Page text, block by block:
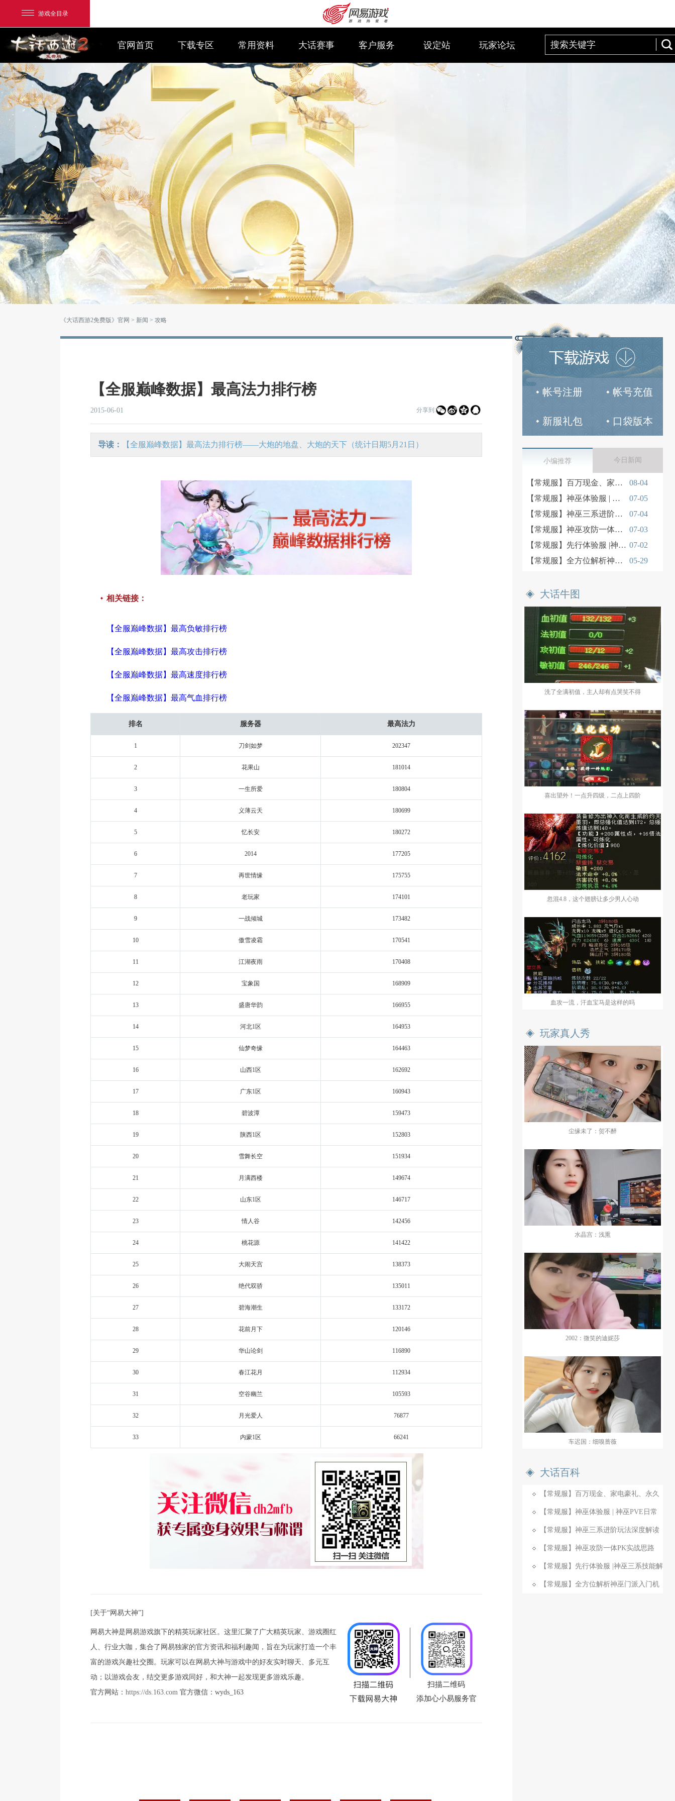
游戏全目录
网易游戏
游戏爱好者
我的足迹： 大话2免费版
官网首页 下载专区 常用资料 大话赛事 客户服务 设定站 玩家论坛
《大话西游2免费版》官网 > 新闻 > 攻略
【全服巅峰数据】最高法力排行榜
2015-06-01 分享到: 
导读： 【全服巅峰数据】最高法力排行榜——大炮的地盘、大炮的天下（统计日期5月21日）
相关链接：
【全服巅峰数据】最高负敏排行榜
【全服巅峰数据】最高攻击排行榜
【全服巅峰数据】最高速度排行榜
【全服巅峰数据】最高气血排行榜
排名 服务器 最高法力
1 刀剑如梦 202347
2 花果山 181014
3 一生所爱 180804
4 义薄云天 180699
5 忆长安 180272
6 2014 177205
7 再世情缘 175755
8 老玩家 174101
9 一战倾城 173482
10 傲雪凌霜 170541
11 江湖夜雨 170408
12 宝象国 168909
13 盛唐华韵 166955
14 河北1区 164953
15 仙梦奇缘 164463
16 山西1区 162692
17 广东1区 160943
18 碧波潭 159473
19 陕西1区 152803
20 雪舞长空 151934
21 月满西楼 149674
22 山东1区 146717
23 情人谷 142456
24 桃花源 141422
25 大闹天宫 138373
26 绝代双骄 135011
27 碧海潮生 133172
28 花前月下 120146
29 华山论剑 116890
30 春江花月 112934
31 空谷幽兰 105593
32 月光爱人 76877
33 内蒙1区 66241
[关于“网易大神”]
网易大神是网易游戏旗下的精英玩家社区。这里汇聚了广大精英玩家、游戏圈红
人、行业大咖，集合了网易独家的官方资讯和福利趣闻，旨在为玩家打造一个丰
富的游戏兴趣社交圈。玩家可以在网易大神与游戏中的好友实时聊天、多元互
动；以游戏会友，结交更多游戏同好，和大神一起发现更多游戏乐趣。
官方网站： https://ds.163.com 官方微信：wyds_163
扫描二维码
添加心小易服务官
帐号注册 帐号充值
新服礼包 口袋版本
小编推荐 今日新闻
【常规服】百万现金、家电豪礼、永久时装免费拿！
08-04
【常规服】神巫体验服 | 神巫PVE日常实战
07-05
【常规服】神巫三系进阶玩法深度解读
07-04
【常规服】神巫攻防一体PK实战思路
07-03
【常规服】先行体验服 |神巫三系技能解析 07-02
【常规服】全方位解析神巫门派入门机制
05-29
大话牛图
洗了全满初值，主人却有点哭笑不得
喜出望外！一点升四级，二点上四阶
忽混4.8，这个翅膀让多少男人心动
血攻一流，汗血宝马是这样的吗
玩家真人秀
尘缘未了：贺不醉
水晶宫：浅熏
2002：微笑的迪妮莎
车迟国：细嗅蔷薇
大话百科
【常规服】百万现金、家电豪礼、永久
时装免费拿！
【常规服】神巫体验服 | 神巫PVE日常
实战
【常规服】神巫三系进阶玩法深度解读
【常规服】神巫攻防一体PK实战思路
【常规服】先行体验服 |神巫三系技能解
析【常规服】全方位解析神巫门派入门机